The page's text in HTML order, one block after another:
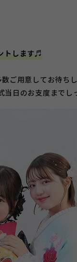
トします♬
ご用意してお待ち
日のお支度まで